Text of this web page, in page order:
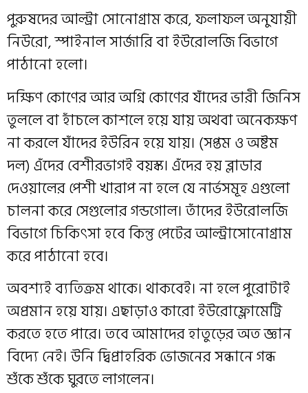
পুরুষদের আল্ট্রা সোনোগ্রাম করে, ফলাফল অনুযায়ী
নিউরো, স্পাইনাল সার্জারি বা ইউরোলজি বিভাগে
পাঠানো হলো।
দক্ষিণ কোণের আর অগ্নি কোণের যাঁদের ভারী জিনিস
তুললে বা হাঁচলে কাশলে হয়ে যায় অথবা অনেকক্ষণ
না করলে যাঁদের ইউরিন হয়ে যায়। (সপ্তম ও অষ্টম
দল) এঁদের বেশীরভাগই বয়স্ক। এঁদের হয় ব্লাডার
দেওয়ালের পেশী খারাপ না হলে যে নার্ভসমূহ এগুলো
চালনা করে সেগুলোর গন্ডগোল। তাঁদের ইউরোলজি
বিভাগে চিকিৎসা হবে কিন্তু পেটের আল্ট্রাসোনোগ্রাম
করে পাঠানো হবে।
অবশ্যই ব‍্যতিক্রম থাকে। থাকবেই। না হলে পুরোটাই
অপ্রমান হয়ে যায়। এছাড়াও কারো ইউরোফ্লোমেট্রি
করতে হতে পারে। তবে আমাদের হাতুড়ের অত জ্ঞান
বিদ‍্যে নেই। উনি দ্বিপ্রাহরিক ভোজনের সন্ধানে গন্ধ
শুঁকে শুঁকে ঘুরতে লাগলেন।